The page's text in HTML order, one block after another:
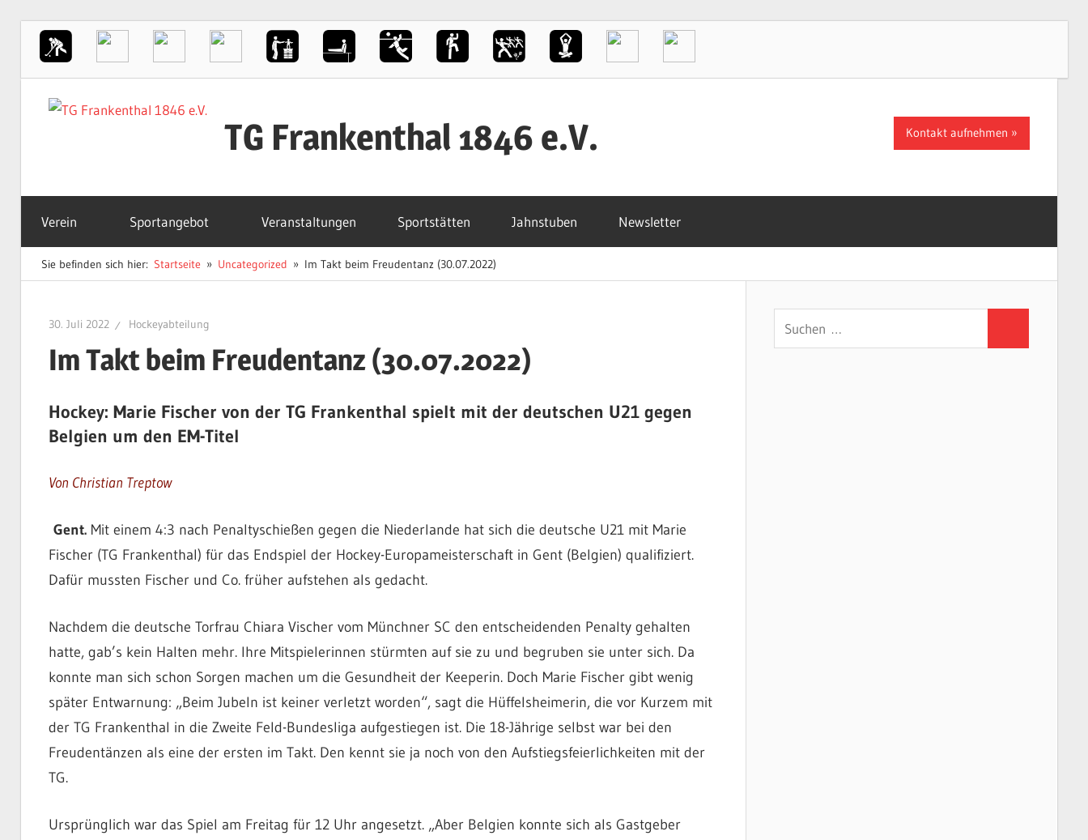
Inhalt
TG Frankenthal 1846 e.V.
Sportverein
in
Frankenthal
Kontakt aufnehmen
Verein Sportangebot Veranstaltungen Sportstätten Jahnstuben Newsletter
Sie befinden sich hier: Startseite Uncategorized Im Takt beim Freudentanz (30.07.2022)
30. Juli 2022 Hockeyabteilung
Im Takt beim Freudentanz (30.07.2022)
Hockey: Marie Fischer von der TG Frankenthal spielt mit der deutschen U21 gegen
Belgien um den EM-Titel
Von Christian Treptow
Gent.Mit einem 4:3 nach Penaltyschießen gegen die Niederlande hat sich die deutsche U21 mit Marie
Fischer (TG Frankenthal) für das Endspiel der Hockey-Europameisterschaft in Gent (Belgien) qualifiziert.
Dafür mussten Fischer und Co. früher aufstehen als gedacht.
Nachdem die deutsche Torfrau Chiara Vischer vom Münchner SC den entscheidenden Penalty gehalten
hatte, gab’s kein Halten mehr. Ihre Mitspielerinnen stürmten auf sie zu und begruben sie unter sich. Da
konnte man sich schon Sorgen machen um die Gesundheit der Keeperin. Doch Marie Fischer gibt wenig
später Entwarnung: „Beim Jubeln ist keiner verletzt worden“, sagt die Hüffelsheimerin, die vor Kurzem mit
der TG Frankenthal in die Zweite Feld-Bundesliga aufgestiegen ist. Die 18-Jährige selbst war bei den
Freudentänzen als eine der ersten im Takt. Den kennt sie ja noch von den Aufstiegsfeierlichkeiten mit der
TG.
Ursprünglich war das Spiel am Freitag für 12 Uhr angesetzt. „Aber Belgien konnte sich als Gastgeber